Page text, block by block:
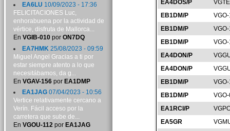
EA4DOS/P
EB1DM/P
EB1DM/P
EB1DM/P
EA4DON/P
EA4DON/P
EB1DM/P
EB1DM/P
EA1RCI/P
EA5GR
EA6LU 10/09/2023 - 17:36
FELICITACIONES Luc,
enhorabuena por la actividad de
vértice, disfruta de Mallorca...
En VGIB-010por ON7DQ
EA7HMK 25/08/2023 - 09:59
Miguel Angel Gracias a ti por
estar siempre atento a lo que
necesitábamos, da g...
En VGAV-156por EA1DMP
EA1JAG07/04/2023 - 10:56
Vertice relativamente cercano a
Verín. Fácil acceso por la
carretera que sube de...
En VGOU-112por EA1JAG